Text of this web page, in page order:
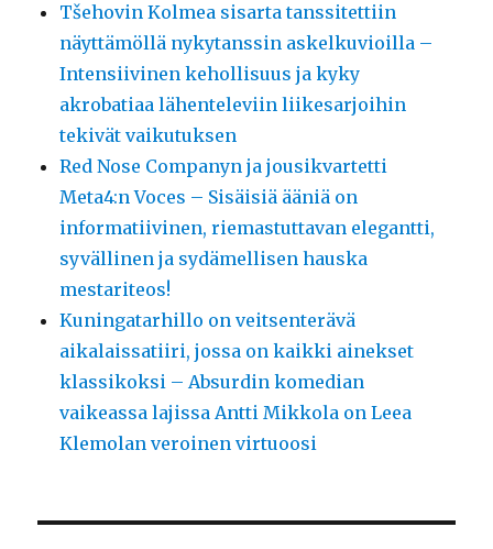
Tšehovin Kolmea sisarta tanssitettiin
näyttämöllä nykytanssin askelkuvioilla –
Intensiivinen kehollisuus ja kyky
akrobatiaa lähenteleviin liikesarjoihin
tekivät vaikutuksen
Red Nose Companyn ja jousikvartetti
Meta4:n Voces – Sisäisiä ääniä on
informatiivinen, riemastuttavan elegantti,
syvällinen ja sydämellisen hauska
mestariteos!
Kuningatarhillo on veitsenterävä
aikalaissatiiri, jossa on kaikki ainekset
klassikoksi – Absurdin komedian
vaikeassa lajissa Antti Mikkola on Leea
Klemolan veroinen virtuoosi